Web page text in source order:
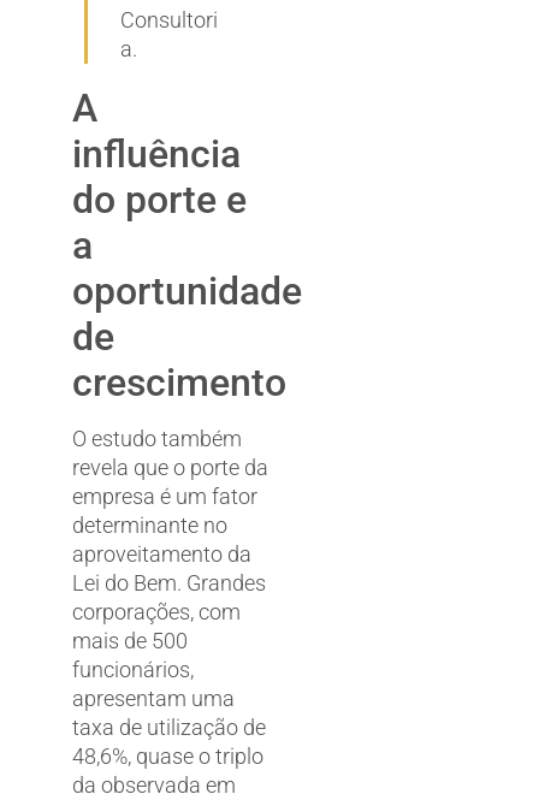
Consultori
a.
A
influência
do porte e
a
oportunidade
de
crescimento
O estudo também
revela que o porte da
empresa é um fator
determinante no
aproveitamento da
Lei do Bem. Grandes
corporações, com
mais de 500
funcionários,
apresentam uma
taxa de utilização de
48,6%, quase o triplo
da observada em